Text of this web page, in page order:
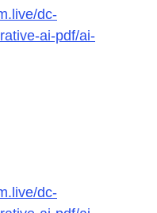
dc-
ai-pdf/ai-
dc-